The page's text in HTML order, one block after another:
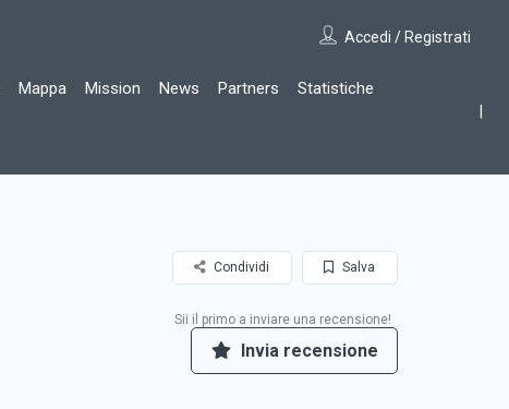
Accedi / Registrati
Mappa Mission News Partners Statistiche
Salva
Condividi
Sii il primo a inviare una recensione!
Invia recensione